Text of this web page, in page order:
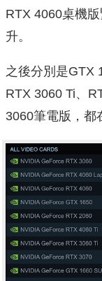
RTX 4060桌機
升。
之後分別是GTX
RTX 3060 Ti、
3060筆電版，都